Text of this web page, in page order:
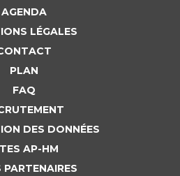
AGENDA
LÉGALES
PLAN
FAQ
DES DONNÉES
AP-HM
PARTENAIRES